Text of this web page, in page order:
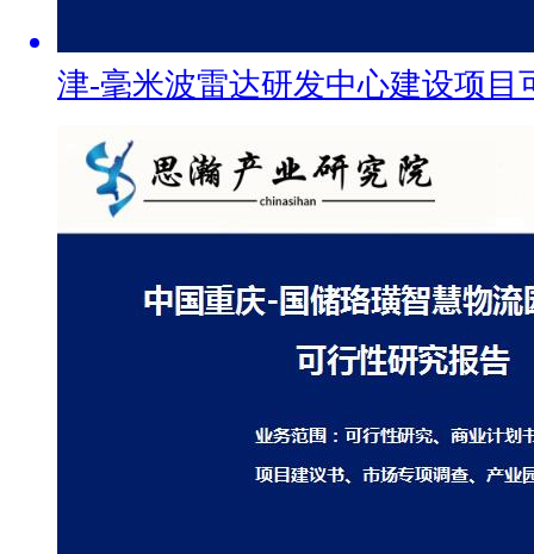
津-毫米波雷达研发中心建设项目